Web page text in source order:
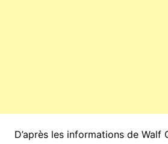
D’après les informations de Walf